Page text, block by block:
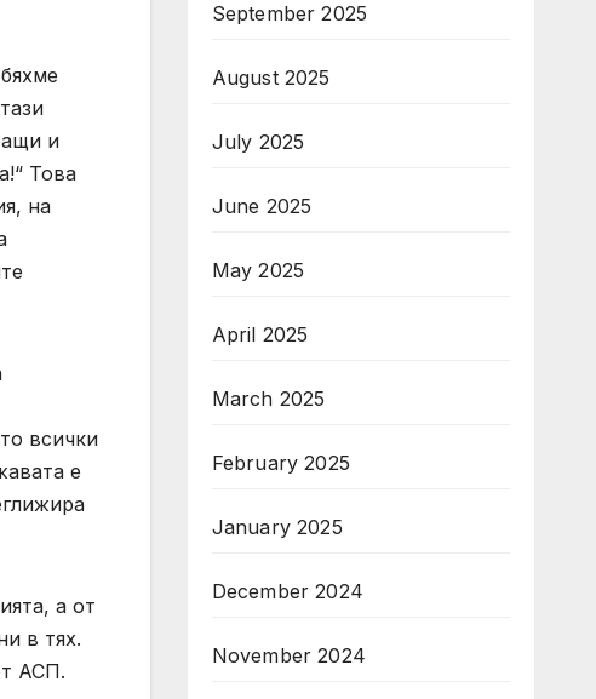
и
Това
на
всички
е
а от
в тях.
АСП.
September 2025
August 2025
July 2025
June 2025
May 2025
April 2025
March 2025
February 2025
January 2025
December 2024
November 2024